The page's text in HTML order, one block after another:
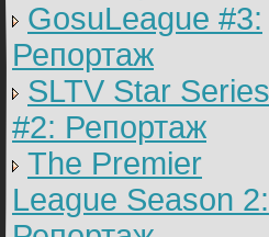
GosuLeague #3:
Репортаж
SLTV Star Series
#2: Репортаж
The Premier
League Season 2: